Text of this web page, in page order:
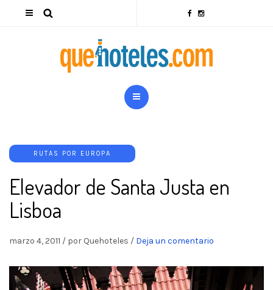
RUTAS POR EUROPA
Elevador de Santa Justa en
Lisboa
marzo 4, 2011 / por Quehoteles / Deja un comentario